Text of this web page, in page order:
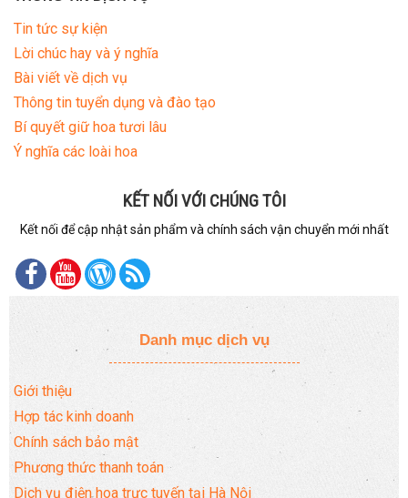
Tin tức sự kiện
Lời chúc hay và ý nghĩa
Bài viết về dịch vụ
Thông tin tuyển dụng và đào tạo
Bí quyết giữ hoa tươi lâu
Ý nghĩa các loài hoa
KẾT NỐI VỚI CHÚNG TÔI
Kết nối để cập nhật sản phẩm và chính sách vận chuyển mới nhất
Danh mục dịch vụ
Giới thiệu
Hợp tác kinh doanh
Chính sách bảo mật
Phương thức thanh toán
Dịch vụ điện hoa trực tuyến tại Hà Nội